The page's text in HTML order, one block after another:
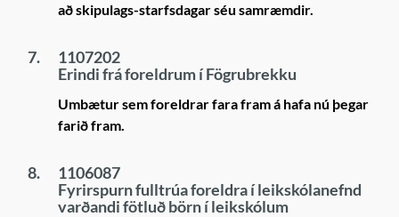
að skipulags-starfsdagar séu samræmdir.
7.
1107202
Erindi frá foreldrum í Fögrubrekku
Umbætur sem foreldrar fara fram á hafa nú þegar
farið fram.
8.
1106087
Fyrirspurn fulltrúa foreldra í leikskólanefnd
varðandi fötluð börn í leikskólum